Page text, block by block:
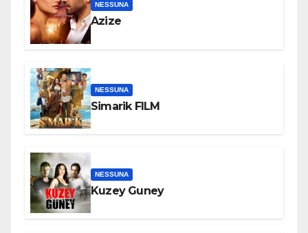
NESSUNA
Azize
NESSUNA
Simarik FILM
NESSUNA
Kuzey Guney